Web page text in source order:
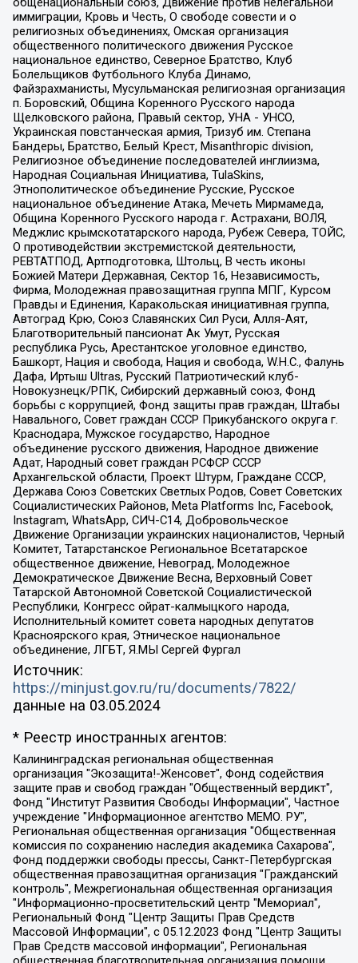
иммиграции, Кровь и Честь, О свободе совести и о
религиозных объединениях, Омская организация
общественного политического движения Русское
национальное единство, Северное Братство, Клуб
Болельщиков Футбольного Клуба Динамо,
Файзрахманисты, Мусульманская религиозная организация
п. Боровский, Община Коренного Русского народа
Щелковского района, Правый сектор, УНА - УНСО,
Украинская повстанческая армия, Тризуб им. Степана
Бандеры, Братство, Белый Крест, Misanthropic division,
Религиозное объединение последователей инглиизма,
Народная Социальная Инициатива, TulaSkins,
Этнополитическое объединение Русские, Русское
национальное объединение Атака, Мечеть Мирмамеда,
Община Коренного Русского народа г. Астрахани, ВОЛЯ,
Меджлис крымскотатарского народа, Рубеж Севера, ТОЙС,
О противодействии экстремистской деятельности,
РЕВТАТПОД, Артподготовка, Штольц, В честь иконы
Божией Матери Державная, Сектор 16, Независимость,
Фирма, Молодежная правозащитная группа МПГ, Курсом
Правды и Единения, Каракольская инициативная группа,
Автоград Крю, Союз Славянских Сил Руси, Алля-Аят,
Благотворительный пансионат Ак Умут, Русская
республика Русь, Арестантское уголовное единство,
Башкорт, Нация и свобода, Нация и свобода, W.H.С., Фалунь
Дафа, Иртыш Ultras, Русский Патриотический клуб-
Новокузнецк/РПК, Сибирский державный союз, Фонд
борьбы с коррупцией, Фонд защиты прав граждан, Штабы
Навального, Совет граждан СССР Прикубанского округа г.
Краснодара, Мужское государство, Народное
объединение русского движения, Народное движение
Адат, Народный совет граждан РСФСР СССР
Архангельской области, Проект Штурм, Граждане СССР,
Держава Союз Советских Светлых Родов, Совет Советских
Социалистических Районов, Meta Platforms Inc, Facebook,
Instagram, WhatsApp, СИЧ-С14, Добровольческое
Движение Организации украинских националистов, Черный
Комитет, Татарстанское Региональное Всетатарское
общественное движение, Невоград, Молодежное
Демократическое Движение Весна, Верховный Совет
Татарской Автономной Советской Социалистической
Республики, Конгресс ойрат-калмыцкого народа,
Исполнительный комитет совета народных депутатов
Красноярского края, Этническое национальное
объединение, ЛГБТ, Я.МЫ Сергей Фургал
Источник:
https://minjust.gov.ru/ru/documents/7822/
данные на 03.05.2024
* Реестр иностранных агентов:
Калининградская региональная общественная организация "Экозащита!-Женсовет", Фонд содействия защите прав и свобод граждан "Общественный вердикт", Фонд "Институт Развития Свободы Информации", Частное учреждение "Информационное агентство МЕМО. РУ", Региональная общественная организация "Общественная комиссия по сохранению наследия академика Сахарова", Фонд поддержки свободы прессы, Санкт-Петербургская общественная правозащитная организация "Гражданский контроль", Межрегиональная общественная организация "Информационно-просветительский центр "Мемориал", Региональный Фонд "Центр Защиты Прав Средств Массовой Информации", с 05.12.2023 Фонд "Центр Защиты Прав Средств массовой информации", Региональная общественная благотворительная организация помощи беженцам и мигрантам "Гражданское содействие", Негосударственное образовательное учреждение дополнительного профессионального образования (повышение квалификации) специалистов "АКАДЕМИЯ ПО ПРАВАМ ЧЕЛОВЕКА", Свердловская региональная общественная организация "Сутяжник", Автономная некоммерческая организация "Центр независимых социологических исследований", Союз общественных объединений "Российский исследовательский центр по правам человека", Региональное общественное учреждение научно-информационный центр "МЕМОРИАЛ", Некоммерческая организация "Фонд защиты гласности", Автономная некоммерческая организация "Институт прав человека", Городская общественная организация "Екатеринбургское общество "МЕМОРИАЛ", Городская общественная организация "Рязанское историко-просветительское и правозащитное общество "Мемориал" (Рязанский Мемориал), Челябинский региональный орган общественной самодеятельности – женское общественное объединение "Женщины Евразии", Челябинский региональный орган общественной самодеятельности "Уральская правозащитная группа", Фонд содействия защите здоровья и социальной справедливости имени Андрея Рылькова, Автономная Некоммерческая Организация "Аналитический Центр Юрия Левады", Автономная некоммерческая организация социальной поддержки населения "Проект Апрель", Региональная общественная организация помощи женщинам и детям, находящимся в кризисной ситуации "Информационно-методический центр "Анна", Фонд содействия развитию массовых коммуникаций и правовому просвещению "Так-так-Так", Фонд содействия устойчивому развитию "Серебряная тайга", Свердловский региональный общественный фонд социальных проектов "Новое время", "Idel.Реалии", Кавказ.Реалии, Крым.Реалии, Телеканал Настоящее Время, Татаро-башкирская служба Радио Свобода (Azatliq Radiosi), Радио Свободная Европа/Радио Свобода (PCE/PC), "Сибирь.Реалии", "Фактограф", Благотворительный фонд помощи осужденным и их семьям, Автономная некоммерческая организация "Институт глобализации и социальных движений", Фонд "В защиту прав заключенных", Частное учреждение "Центр поддержки и содействия развитию средств массовой информации", Пензенский региональный общественный благотворительный фонд "Гражданский союз", "Север.Реалии", Некоммерческая организация Фонд "Правовая инициатива", Общество с ограниченной ответственностью "Радио Свободная Европа/Радио Свобода", Чешское информационное агентство "MEDIUM-ORIENT", Красноярская региональная общественная организация "Мы против СПИДа", Камалягин Денис Николаевич, Маркелов Сергей Евгеньевич, Пономарев Лев Александрович, Савицкая Людмила Алексеевна, Автономная некоммерческая организация "Центр по работе с проблемой насилия "НАСИЛИЮ.НЕТ", Межрегиональный профессиональный союз работников здравоохранения "Альянс врачей", Юридическое лицо, зарегистрированное в Латвийской Республике, SIA "Medusa Project" (регистрационный номер 40103797863, дата регистрации 10.06.2014), Некоммерческая организация "Фонд по борьбе с коррупцией", Автономная некоммерческая организация "Институт права и публичной политики", Баданин Роман Сергеевич, Гликин Максим Александрович, Железнова Мария Михайловна, Лукьянова Юлия Сергеевна, Маетная Елизавета Витальевна, Маняхин Петр Борисович, Чуракова Ольга Владимировна, Ярош Юлия Петровна, Юридическое лицо "The Insider SIA", зарегистрированное в Риге, Латвийская Республика (дата регистрации 26.06.2015), являющееся администратором доменного имени интернет-издания "The Insider SIA", https://theins.ru, Постернак Алексей Евгеньевич, Рубин Михаил Аркадьевич, Анин Роман Александрович, Юридическое лицо Istories fonds, зарегистрированное в Латвийской Республике (регистрационный номер 50008295751, дата регистрации 24.02.2020), Великовский Дмитрий Александрович, Долинина Ирина Николаевна, Мароховская Алеся Алексеевна, Шлейнов Роман Юрьевич, Шмагун Олеся Валентиновна, Общество с ограниченной ответственностью "Альтаир 2021", Общество с ограниченной ответственностью "Вега 2021", Общество с ограниченной ответственностью "Главный редактор 2021", Общество с ограниченной ответственностью "Ромашки монолит", Важенков Артем Валерьевич, Ивановская областная общественная организация "Центр гендерных исследований", Гурман Юрий Альбертович, Медиапроект "ОВД-Инфо", Егоров Владимир Владимирович, Жилинский Владимир Александрович, Общество с ограниченной ответственностью "ЗП", Иванова София Юрьевна, Карезина Инна Павловна, Кильтау Екатерина Викторовна, Петров Алексей Викторович, Пискунов Сергей Евгеньевич, Смирнов Сергей Сергеевич, Тихонов Михаил Сергеевич, Общество с ограниченной ответственностью "ЖУРНАЛИСТ-ИНОСТРАННЫЙ АГЕНТ", Арапова Галина Юрьевна, Вольтская Татьяна Анатольевна, Американская компания "Mason G.E.S. Anonymous Foundation" (США), являющаяся владельцем интернет-издания https://mnews.world/, Компания "Stichting Bellingcat", зарегистрированная в Нидерландах (дата регистрации 11.07.2018), Захаров Андрей Вячеславович, Клепиковская Екатерина Дмитриевна, Общество с ограниченной ответственностью "МЕМО", Перл Роман Александрович, Симонов Евгений Алексеевич, Соловьева Елена Анатольевна, Сотников Даниил Владимирович, Сурначева Елизавета Дмитриевна, Автономная некоммерческая организация по защите прав человека и информированию населения "Якутия – Наше Мнение", Общество с ограниченной ответственностью "Москоу диджитал медиа", с 26.01.2023 Общество с ограниченной ответственностью "Чайка Белые сады", Ветошкина Валерия Валерьевна, Заговора Максим Александрович, Межрегиональное общественное движение "Российская ЛГБТ - сеть", Оленичев Максим Владимирович, Павлов Иван Юрьевич, Скворцова Елена Сергеевна, Общество с ограниченной ответственностью "Как бы инагент", Кочетков Игорь Викторович, Общество с ограниченной ответственностью "Честные выборы", Еланчик Олег Александрович, Общество с ограниченной ответственностью "Нобелевский призыв", Гималова Регина Эмилевна, Григорьев Андрей Валерьевич, Григорьева Алина Александровна, Ассоциация по содействию защите прав призывников, альтернативнослужащих и военнослужащих "Правозащитная группа "Гражданин.Армия.Право", Хисамова Регина Фаритовна, Автономная некоммерческая организация по реализации социально-правовых программ "Лилит", Дальневосточное общественное движение "Маяк", Санкт-Петербургская ЛГБТ-инициативная группа "Выход", Инициативная группа ЛГБТ+ "Реверс", Алексеев Андрей Викторович, Бекбулатова Таисия Львовна, Беляев Иван Михайлович, Владыкина Елена Сергеевна, Гельман Марат Александрович, Никульшина Вероника Юрьевна, Толоконникова Надежда Андреевна, Шендерович Виктор Анатольевич, Общество с ограниченной ответственностью "Данное сообщение", Общество с ограниченной ответственностью Издательский дом "Новая глава", Айнбиндер Александра Александровна, Московский комьюнити-центр для ЛГБТ+инициатив, Благотворительный фонд развития филантропии, Deutsche Welle (Германия, Kurt-Schumacher-Strasse 3, 53113 Bonn), Борзунова Мария Михайловна, Воробьев Виктор Викторович, Голубева Анна Львовна, Константинова Алла Михайловна, Малкова Ирина Владимировна, Мурадов Мурад Абдулгалимович, Осетинская Елизавета Николаевна, Понасенков Евгений Николаевич, Ганапольский Матвей Юрьевич, Киселев Евгений Алексеевич, Борухович Ирина Григорьевна, Дремин Иван Тимофеевич, Дубровский Дмитрий Викторович, Красноярская региональная общественная организация поддержки и развития альтернативных образовательных технологий и межкультурных коммуникаций "ИНТЕРРА", Маяковская Екатерина Алексеевна, Фейгин Марк Захарович, Филимонов Андрей Викторович, Дзугкоева Регина Николаевна, Доброхотов Роман Александрович, Дудь Юрий Александрович, Елкин Сергей Владимирович, Кругликов Кирилл Игоревич, Сабунаева Мария Леонидовна, Семенов Алексей Владимирович, Шаинян Карен Багратович, Шульман Екатерина Михайловна, Асафьев Артур Валерьевич, Вахштайн Виктор Семенович, Венедиктов Алексей Алексеевич, Лушникова Екатерина Евгеньевна, Волков Леонид Михайлович, Невзоров Александр Глебович, Пархоменко Сергей Борисович, Сироткин Ярослав Николаевич, Кара-Мурза Владимир Владимирович, Баранова Наталья Владимировна, Гозман Леонид Яковлевич, Кагарлицкий Борис Юльевич, Климарев Михаил Валерьевич, Милов Владимир Станиславович, Автономная некоммерческая организация Краснодарский центр современного искусства "Типография", Моргенштерн Алишер Тагирович, Соболь Любовь Эдуардовна, Общество с ограниченной ответственностью "ЛИЗА НОРМ", Каспаров Гарри Кимович, Ходорковский Михаил Борисович, Общество с ограниченной ответственностью "Апрельские тезисы", Данилович Ирина Брониславовна, Кашин Олег Владимирович, Петров Николай Владимирович, Пивоваров Алексей Владимирович, Соколов Михаил Владимирович, Цветкова Юлия Владимировна, Чичваркин Евгений Александрович, Комитет против пыток/Команда против пыток, Общество с ограниченной ответственностью "Первый научный", Общество с ограниченной ответственностью "Вертолет и ко", Белоцерковская Вероника Борисовна, Кац Максим Евгеньевич, Лазарева Татьяна Юрьевна, Шаведдинов Руслан Табризович, Яшин Илья Валерьевич, Общество с ограниченной ответственностью "Иноагент ААВ", Алешковский Дмитрий Петрович, Альбац Евгения Марковна, Быков Дмитрий Львович, Галямина Юлия Евгеньевна, Лойко Сергей Леонидович, Мартынов Кирилл Константинович, Медведев Сергей Александрович, Крашенинников Федор Геннадиевич, Гордеева Катерина Вл